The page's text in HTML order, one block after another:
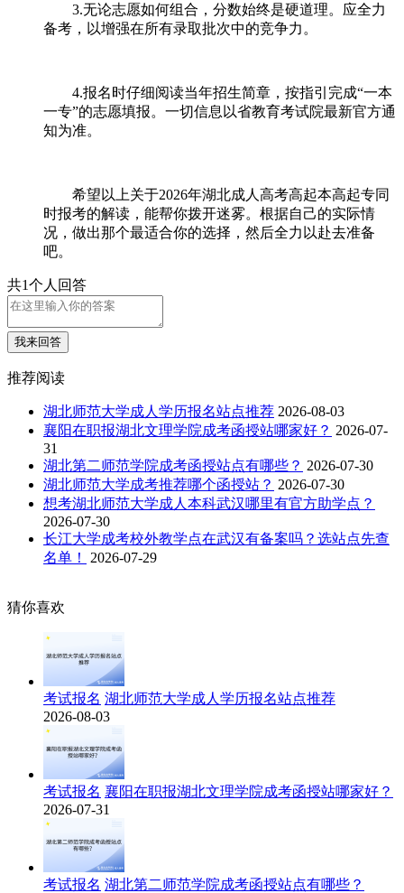
3.无论志愿如何组合，分数始终是硬道理。应全力
备考，以增强在所有录取批次中的竞争力。
4.报名时仔细阅读当年招生简章，按指引完成“一本
一专”的志愿填报。一切信息以省教育考试院最新官方通
知为准。
希望以上关于2026年湖北成人高考高起本高起专同
时报考的解读，能帮你拨开迷雾。根据自己的实际情
况，做出那个最适合你的选择，然后全力以赴去准备
吧。
共1个人回答
我来回答
推荐阅读
湖北师范大学成人学历报名站点推荐 2026-08-03
襄阳在职报湖北文理学院成考函授站哪家好？ 2026-07-
31
湖北第二师范学院成考函授站点有哪些？ 2026-07-30
湖北师范大学成考推荐哪个函授站？ 2026-07-30
想考湖北师范大学成人本科武汉哪里有官方助学点？
2026-07-30
长江大学成考校外教学点在武汉有备案吗？选站点先查
名单！
2026-07-29
猜你喜欢
考试报名 湖北师范大学成人学历报名站点推荐
2026-08-03
考试报名 襄阳在职报湖北文理学院成考函授站哪家好？
2026-07-31
考试报名 湖北第二师范学院成考函授站点有哪些？